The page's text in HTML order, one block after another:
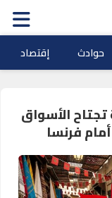
حوادث إقتصاد
الأسواق
فرنسا